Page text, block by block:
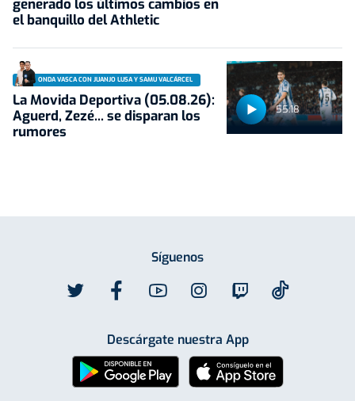
generado los últimos cambios en
el banquillo del Athletic
55:18
ONDA VASCA CON JUANJO LUSA Y SAMU VALCÁRCEL
La Movida Deportiva (05.08.26):
Aguerd, Zezé... se disparan los
rumores
Síguenos
Descárgate nuestra App